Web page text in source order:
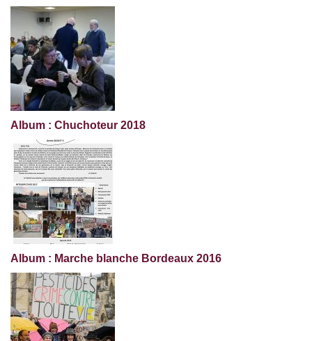
Album : Chuchoteur 2018
Album : Marche blanche Bordeaux 2016